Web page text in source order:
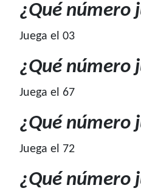
¿Qué número
Juega el 03
¿Qué número
Juega el 67
¿Qué número
Juega el 72
¿Qué número